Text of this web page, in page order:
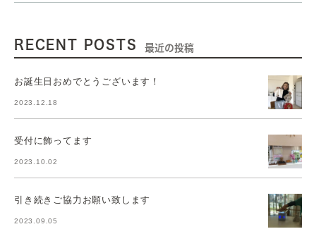
RECENT POSTS 最近の投稿
お誕生日おめでとうございます！
2023.12.18
受付に飾ってます
2023.10.02
引き続きご協力お願い致します
2023.09.05